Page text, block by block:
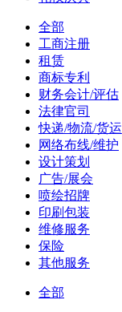
全部
工商注册
租赁
商标专利
财务会计/评估
法律官司
快递/物流/货运
网络布线/维护
设计策划
广告/展会
喷绘招牌
印刷包装
维修服务
保险
其他服务
全部